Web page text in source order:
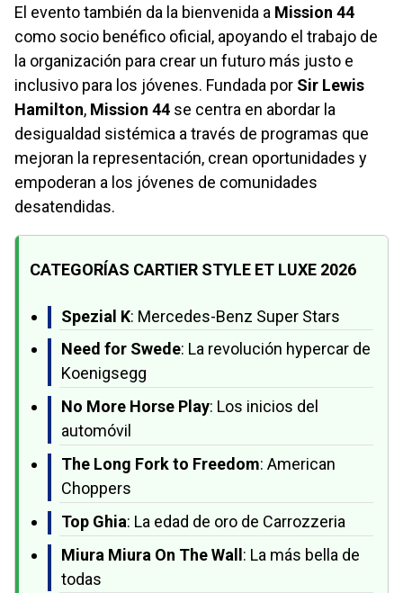
El evento también da la bienvenida a Mission 44
como socio benéfico oficial, apoyando el trabajo de
la organización para crear un futuro más justo e
inclusivo para los jóvenes. Fundada por Sir Lewis
Hamilton, Mission 44 se centra en abordar la
desigualdad sistémica a través de programas que
mejoran la representación, crean oportunidades y
empoderan a los jóvenes de comunidades
desatendidas.
CATEGORÍAS CARTIER STYLE ET LUXE 2026
Spezial K: Mercedes-Benz Super Stars
Need for Swede: La revolución hypercar de
Koenigsegg
No More Horse Play: Los inicios del
automóvil
The Long Fork to Freedom: American
Choppers
Top Ghia: La edad de oro de Carrozzeria
Miura Miura On The Wall: La más bella de
todas